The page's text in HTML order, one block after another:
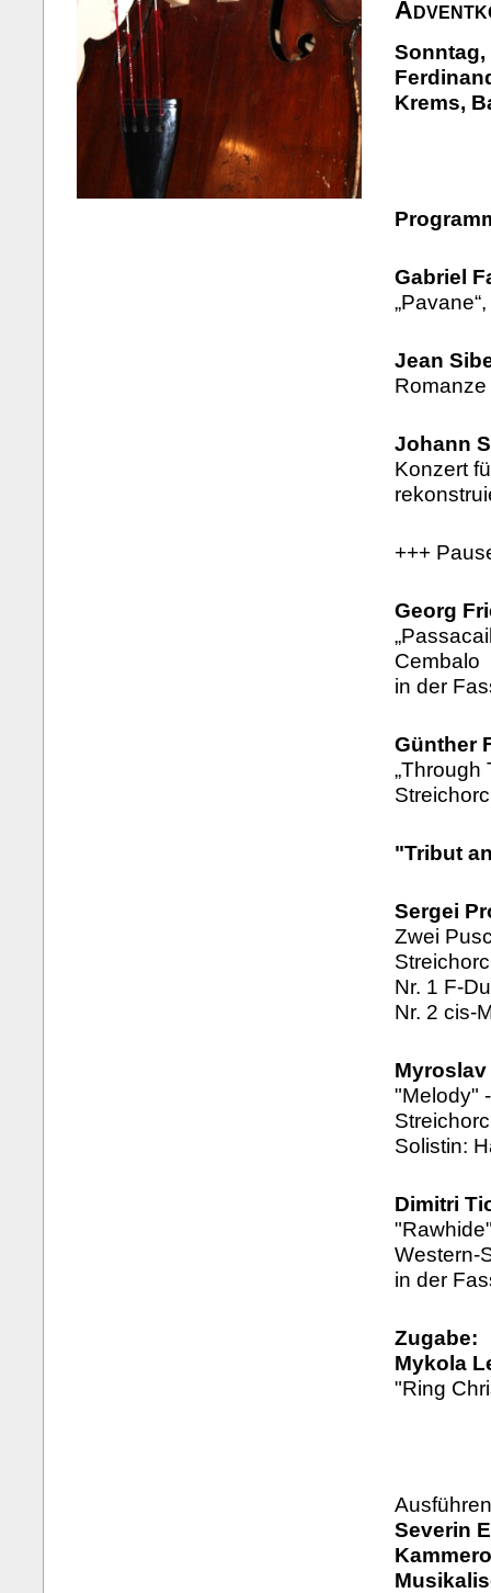
Sonntag,
Krems,
Gabriel
Jean
Johann
Konzert
+++
Georg
Cembalo
in der
Günther
„Through
"Tribut
Sergei
Zwei
Nr. 1 F-
Nr. 2 cis-
Myroslav
"Melody"
Solistin:
Dimitri
Western-
in der
Zugabe:
Mykola
"Ring
Severin